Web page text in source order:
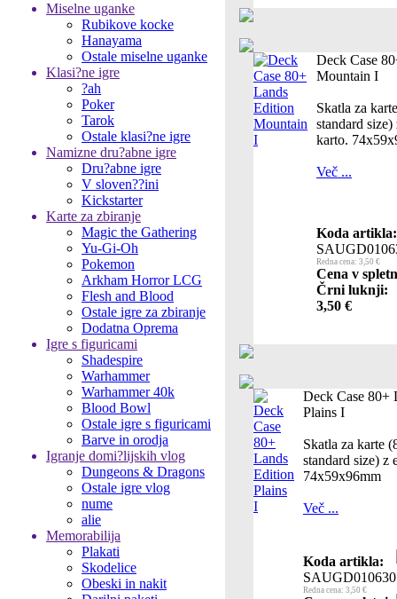
Miselne uganke
Rubikove kocke
Hanayama
Ostale miselne uganke
Klasi?ne igre
?ah
Poker
Tarok
Ostale klasi?ne igre
Namizne dru?abne igre
Dru?abne igre
V sloven??ini
Kickstarter
Karte za zbiranje
Magic the Gathering
Yu-Gi-Oh
Pokemon
Arkham Horror LCG
Flesh and Blood
Ostale igre za zbiranje
Dodatna Oprema
Igre s figuricami
Shadespire
Warhammer
Warhammer 40k
Blood Bowl
Ostale igre s figuricami
Barve in orodja
Igranje domi?lijskih vlog
Dungeons & Dragons
Ostale igre vlog
nume
alie
Memorabilija
Plakati
Skodelice
Obeski in nakit
Deck Case
Mountain I
Skatla za
standard
karto.
Več ...
Koda artikla:
Redna cena: 3,50 €
Cena v
Črni luknji:
3,50 €
Deck Case 80+
Plains I
Skatla za karte
standard size) z
74x59x96mm
Več ...
Koda artikla:
SAUGD010630
Redna cena: 3,50 €